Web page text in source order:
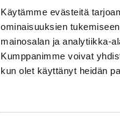
Käytämme evästeitä
ominaisuuksien
mainosalan ja analytiikka-
Kumppanimme voivat
kun olet käyttänyt heidän